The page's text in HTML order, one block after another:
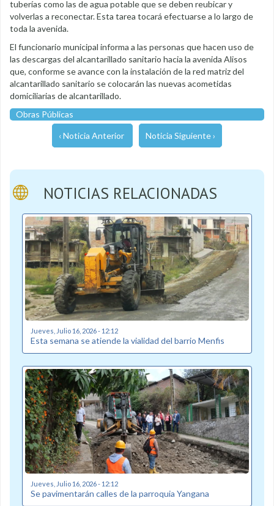
tuberías como las de agua potable que se deben reubicar y
volverlas a reconectar. Esta tarea tocará efectuarse a lo largo de
toda la avenida.
El funcionario municipal informa a las personas que hacen uso de
las descargas del alcantarillado sanitario hacia la avenida Alisos
que, conforme se avance con la instalación de la red matriz del
alcantarillado sanitario se colocarán las nuevas acometidas
domiciliarias de alcantarillado.
Obras Públicas
‹ Noticia Anterior Noticia Siguiente ›
NOTICIAS RELACIONADAS
Jueves, Julio 16, 2026 - 12:12
Esta semana se atiende la vialidad del barrio Menfis
Jueves, Julio 16, 2026 - 12:12
Se pavimentarán calles de la parroquia Yangana